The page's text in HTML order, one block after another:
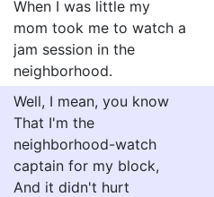
When I was little my
mom took me to watch a
jam session in the
neighborhood.
Well, I mean, you know
That I'm the
neighborhood-watch
captain for my block,
And it didn't hurt